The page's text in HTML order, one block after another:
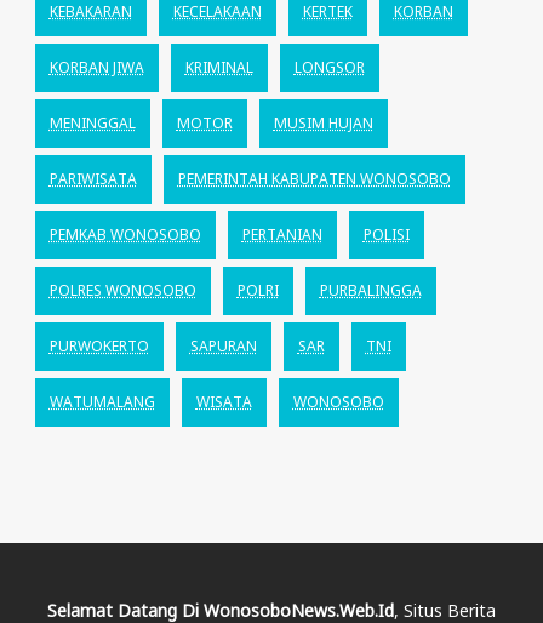
KEBAKARAN KECELAKAAN KERTEK KORBAN
KORBAN JIWA KRIMINAL LONGSOR
MENINGGAL MOTOR MUSIM HUJAN
PARIWISATA PEMERINTAH KABUPATEN WONOSOBO
PEMKAB WONOSOBO PERTANIAN POLISI
POLRES WONOSOBO POLRI PURBALINGGA
PURWOKERTO SAPURAN SAR TNI
WATUMALANG WISATA WONOSOBO
Selamat Datang Di WonosoboNews.web.id, Situs Berita